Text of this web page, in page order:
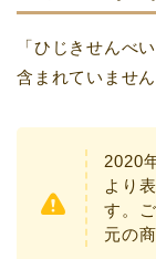
「ひじきせんべ
含まれていません
2020
より
す。
元の